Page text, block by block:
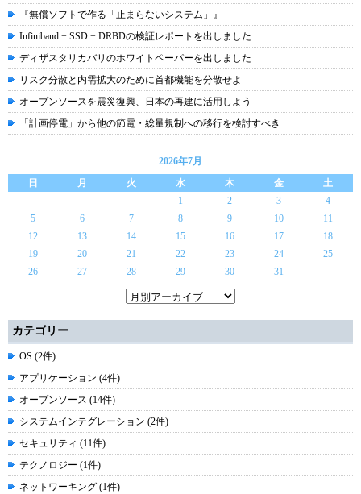
『無償ソフトで作る「止まらないシステム」』
Infiniband + SSD + DRBDの検証レポートを出しました
ディザスタリカバリのホワイトペーパーを出しました
リスク分散と内需拡大のために首都機能を分散せよ
オープンソースを震災復興、日本の再建に活用しよう
「計画停電」から他の節電・総量規制への移行を検討すべき
2026年7月
日
月 火 水 木 金
土
1
2 3
4
5
6 7 8 9 10
11
12
13 14 15 16 17
18
19
20 21 22 23 24
25
26
27 28 29 30 31
カテゴリー
OS (2件)
アプリケーション (4件)
オープンソース (14件)
システムインテグレーション (2件)
セキュリティ (11件)
テクノロジー (1件)
ネットワーキング (1件)